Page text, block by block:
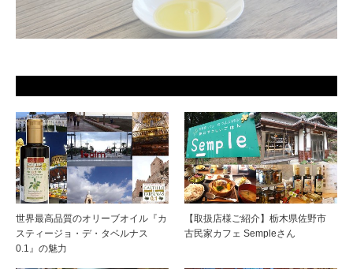
世界最高品質のオリーブオイル『カ
スティージョ・デ・タベルナス
0.1』の魅力
【取扱店様ご紹介】栃木県佐野市
古民家カフェ Sempleさん